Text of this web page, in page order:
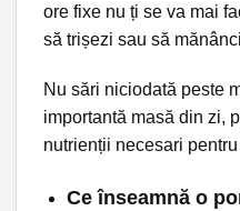
ore fixe nu ți se va mai
să trișezi sau să
Nu sări niciodată peste
importantă masă din zi,
nutrienții necesari
Ce înseamnă o